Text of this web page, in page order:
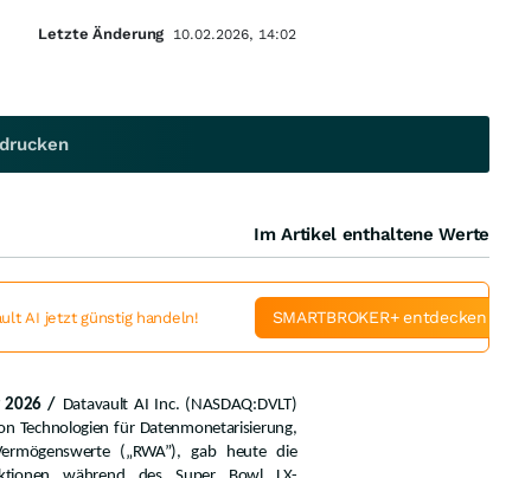
2026 / Datavault AI Inc. (NASDAQ:DVLT)
Technologien für Datenmonetarisierung,
(„RWA”), gab heute die
Letzte Änderung 10.02.2026, 14:02
Im Artikel enthaltene Werte
AI jetzt günstig handeln! SMARTBROKER+ entdecken